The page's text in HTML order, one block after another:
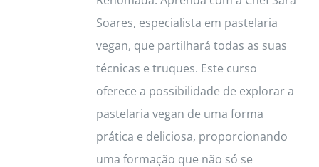
Soares, especialista em pastelaria
vegan, que partilhará todas as suas
técnicas e truques. Este curso
oferece a possibilidade de explorar a
pastelaria vegan de uma forma
prática e deliciosa, proporcionando
uma formação que não só se